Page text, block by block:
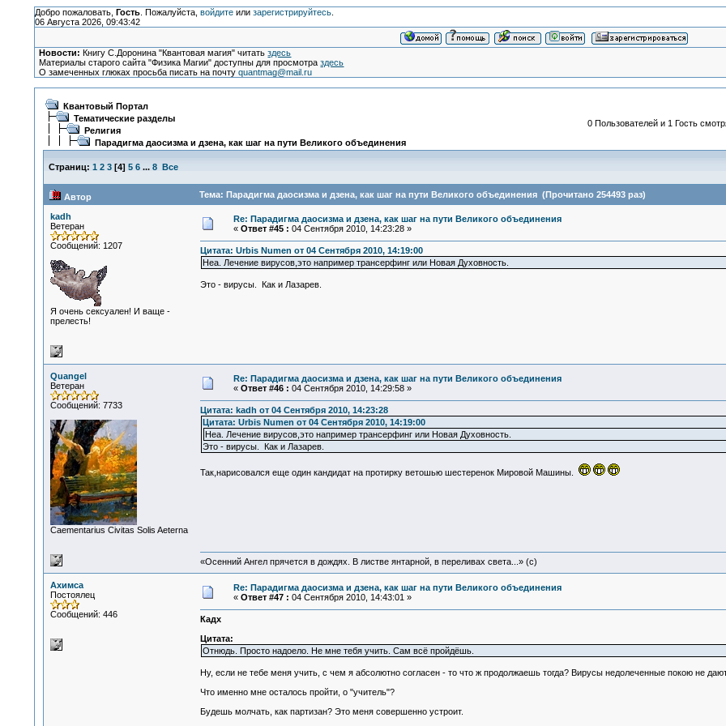
Добро пожаловать, Гость. Пожалуйста, войдитеили зарегистрируйтесь.
06 Августа 2026, 09:43:42
Новости: Книгу С.Доронина "Квантовая магия" читатьздесь
Материалы старого сайта "Физика Магии" доступны для просмотраздесь
О замеченных глюках просьба писать на почтуquantmag@mail.ru
Квантовый Портал
Тематические разделы
Религия
Парадигма даосизма и дзена, как шаг на пути Великого объединения
0 Пользователей и 1 Гость
Страниц: 1 2 3[4] 5 6 ... 8 Все
Автор Тема: Парадигма даосизма и дзена, как шаг на пути Великого объединения (Прочитано 254493 раз)
kadh
Ветеран
Сообщений: 1207
Я очень сексуален! И ваще -
прелесть!
Re: Парадигма даосизма и дзена, как шаг на пути Великого объединения
« Ответ #45 : 04 Сентября 2010, 14:23:28 »
Цитата: Urbis Numen от 04 Сентября 2010, 14:19:00
Неа. Лечение вирусов,это например трансерфинг или Новая Духовность.
Это - вирусы. Как и Лазарев.
Quangel
Ветеран
Сообщений: 7733
Сaementarius Civitas Solis Aeterna
Re: Парадигма даосизма и дзена, как шаг на пути Великого объединения
« Ответ #46 : 04 Сентября 2010, 14:29:58 »
Цитата: kadh от 04 Сентября 2010, 14:23:28
Цитата: Urbis Numen от 04 Сентября 2010, 14:19:00
Неа. Лечение вирусов,это например трансерфинг или Новая Духовность.
Это - вирусы. Как и Лазарев.
Так,нарисовался еще один кандидат на протирку ветошью шестеренок Мировой Машины.
«Осенний Ангел прячется в дождях. В листве янтарной, в переливах света...» (c)
Ахимса
Постоялец
Сообщений: 446
Re: Парадигма даосизма и дзена, как шаг на пути Великого объединения
« Ответ #47 : 04 Сентября 2010, 14:43:01 »
Кадх
Цитата:
Отнюдь. Просто надоело. Не мне тебя учить. Сам всё пройдёшь.
Ну, если не тебе меня учить, с чем я абсолютно согласен - то что ж продолжаешь тогда? Вирусы недолеченные покою не
Что именно мне осталось пройти, о "учитель"?
Будешь молчать, как партизан? Это меня совершенно устроит.